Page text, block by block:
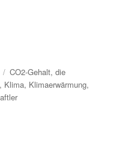
Schlagwörter
CO2-Gehalt,die
, Klima, Klimaerwärmung,